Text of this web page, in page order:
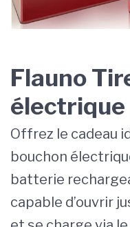
Flauno
électrique
Offrez le cadeau
bouchon
batterie
capable d’ouvrir